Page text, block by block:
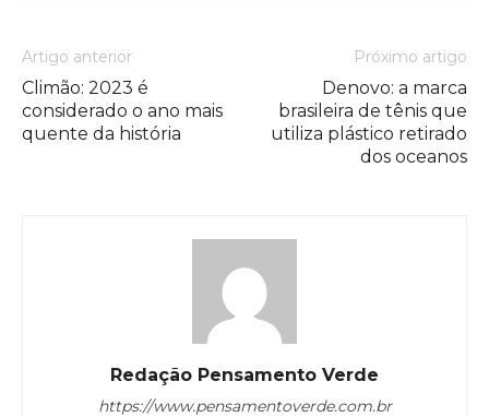
Artigo anterior
Climão: 2023 é
considerado o ano mais
quente da história
Próximo artigo
Denovo: a marca
brasileira de tênis que
utiliza plástico retirado
dos oceanos
Redação Pensamento Verde
https://www.pensamentoverde.com.br